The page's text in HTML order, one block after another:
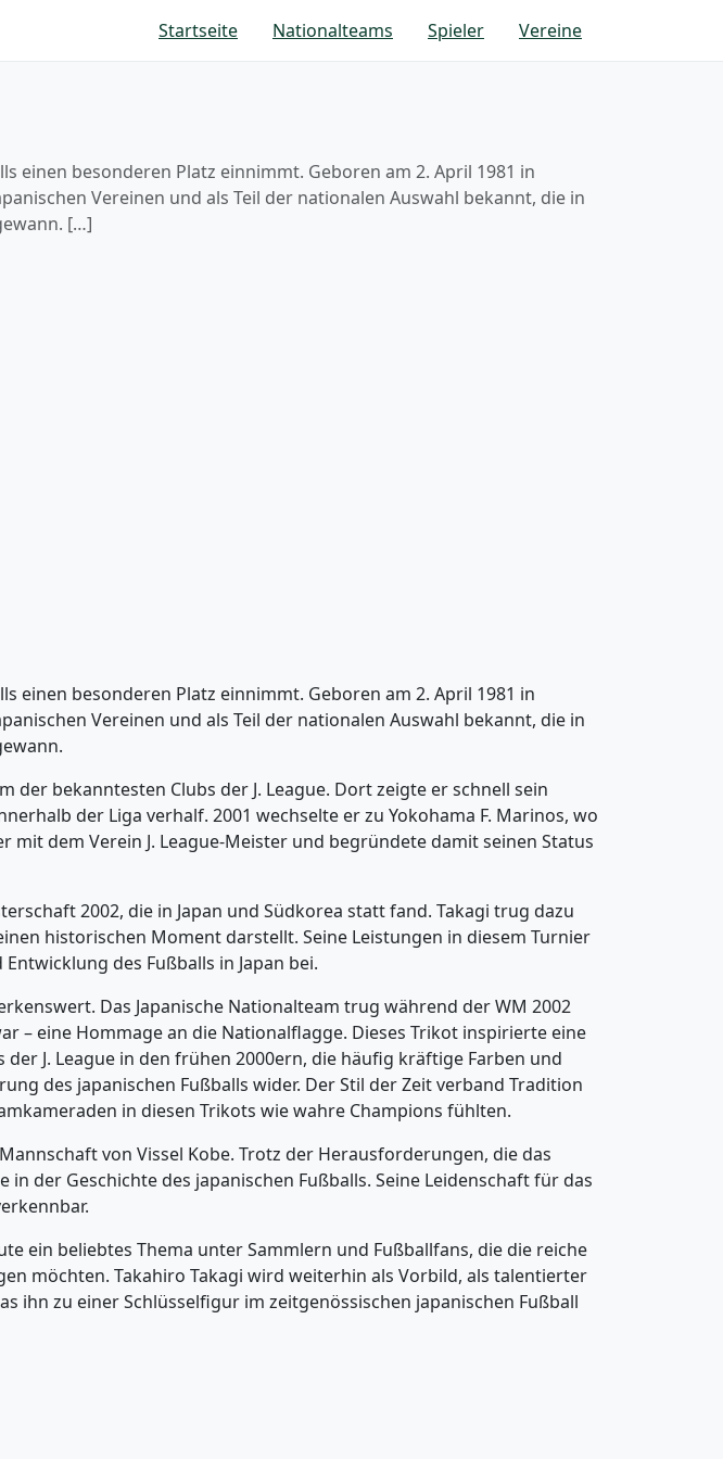
Startseite Nationalteams Spieler Vereine
einen besonderen Platz einnimmt. Geboren am 2. April 1981 in
Vereinen und als Teil der nationalen Auswahl bekannt, die in
[…]
einen besonderen Platz einnimmt. Geboren am 2. April 1981 in
Vereinen und als Teil der nationalen Auswahl bekannt, die in
der bekanntesten Clubs der J. League. Dort zeigte er schnell sein
der Liga verhalf. 2001 wechselte er zu Yokohama F. Marinos, wo
dem Verein J. League-Meister und begründete damit seinen Status
2002, die in Japan und Südkorea statt fand. Takagi trug dazu
historischen Moment darstellt. Seine Leistungen in diesem Turnier
des Fußballs in Japan bei.
Das Japanische Nationalteam trug während der WM 2002
– eine Hommage an die Nationalflagge. Dieses Trikot inspirierte eine
J. League in den frühen 2000ern, die häufig kräftige Farben und
des japanischen Fußballs wider. Der Stil der Zeit verband Tradition
in diesen Trikots wie wahre Champions fühlten.
von Vissel Kobe. Trotz der Herausforderungen, die das
der Geschichte des japanischen Fußballs. Seine Leidenschaft für das
ein beliebtes Thema unter Sammlern und Fußballfans, die die reiche
möchten. Takahiro Takagi wird weiterhin als Vorbild, als talentierter
ihn zu einer Schlüsselfigur im zeitgenössischen japanischen Fußball